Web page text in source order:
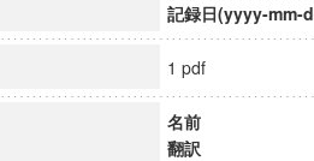
記録日(yyyy-mm-
1 pdf
名前
翻訳